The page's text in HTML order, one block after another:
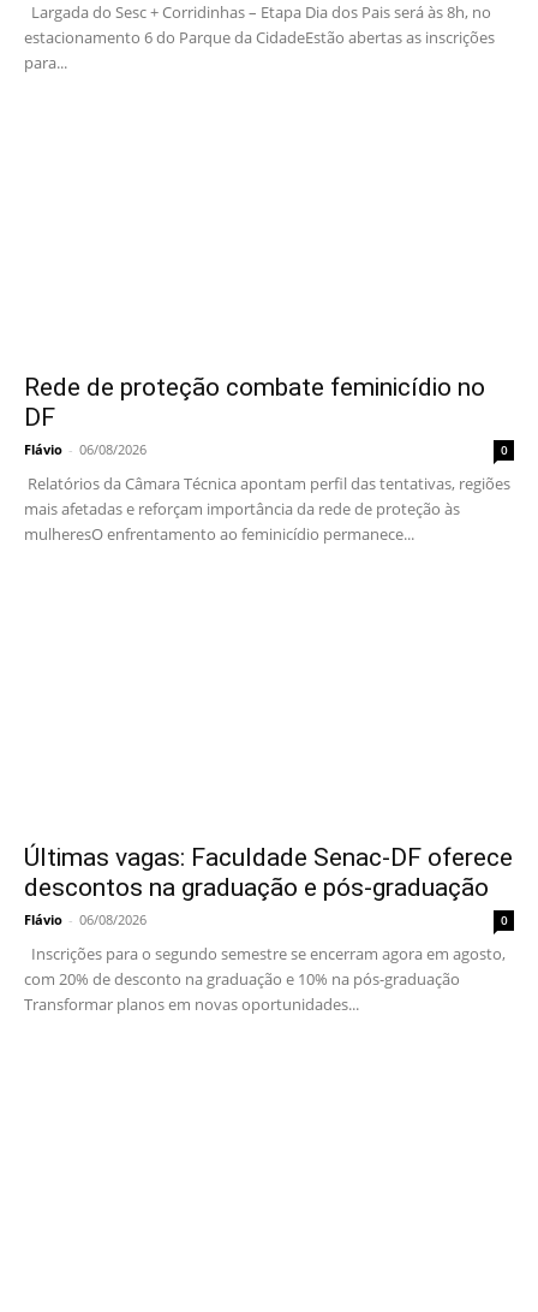
Largada do Sesc + Corridinhas – Etapa Dia dos Pais será às 8h, no
estacionamento 6 do Parque da CidadeEstão abertas as inscrições
para...
Rede de proteção combate feminicídio no
DF
Flávio - 06/08/2026 0
Relatórios da Câmara Técnica apontam perfil das tentativas, regiões
mais afetadas e reforçam importância da rede de proteção às
mulheresO enfrentamento ao feminicídio permanece...
Últimas vagas: Faculdade Senac-DF oferece
descontos na graduação e pós-graduação
Flávio - 06/08/2026 0
Inscrições para o segundo semestre se encerram agora em agosto,
com 20% de desconto na graduação e 10% na pós-graduação
Transformar planos em novas oportunidades...